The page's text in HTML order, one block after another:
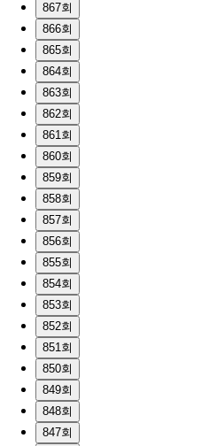
867회
866회
865회
864회
863회
862회
861회
860회
859회
858회
857회
856회
855회
854회
853회
852회
851회
850회
849회
848회
847회